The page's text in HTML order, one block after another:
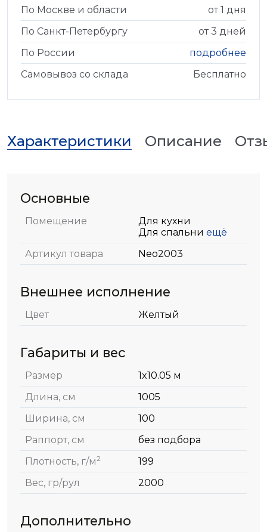
По Москве и области
от 1 дня
По Санкт-Петербургу
от 3 дней
По России
подробнее
Самовывоз со склада
Бесплатно
Характеристики Описание
Основные
Помещение
Для кухни
Для спальни ещё
Артикул товара
Neo2003
Внешнее исполнение
Цвет Желтый
Габариты и вес
Размер
1x10.05 м
Длина, см
1005
Ширина, см
100
Раппорт, см
без подбора
Плотность, г/м2
199
Вес, гр/рул
2000
Дополнительно